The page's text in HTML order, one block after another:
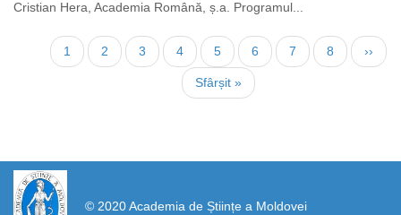
Cristian Hera, Academia Română, ș.a. Programul...
PaginationCurrent
page
1 Page
2 Page
3 Page
4 Page
5 Page
6 Page
7 Page
8
Next
page
››
Last
page
Sfârșit »
© 2020 Academia de Științe a Moldovei
https://propletenie.ru/